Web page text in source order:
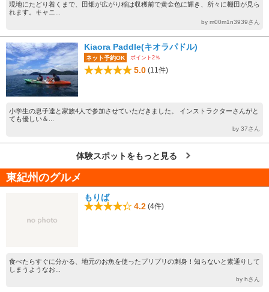
現地にたどり着くまで、田畑が広がり稲は収穫前で黄金色に輝き、所々に棚田が見ら
れます。キャニ...
by m00m1n3939さん
Kiaora Paddle(キオラパドル)
ネット予約OK ポイント2％
5.0 (11件)
小学生の息子達と家族4人で参加させていただきました。 インストラクターさんがと
ても優しい＆...
by 37さん
体験スポットをもっと見る
東紀州のグルメ
もりば
4.2 (4件)
食べたらすぐに分かる、地元のお魚を使ったプリプリの刺身！知らないと素通りして
しまうようなお...
by hさん